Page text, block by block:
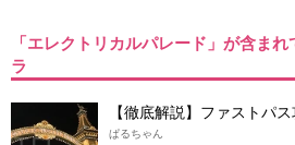
「エレクトリカルパレード」が含ま
ラ
【徹底解説】ファストパ
ぱるちゃん